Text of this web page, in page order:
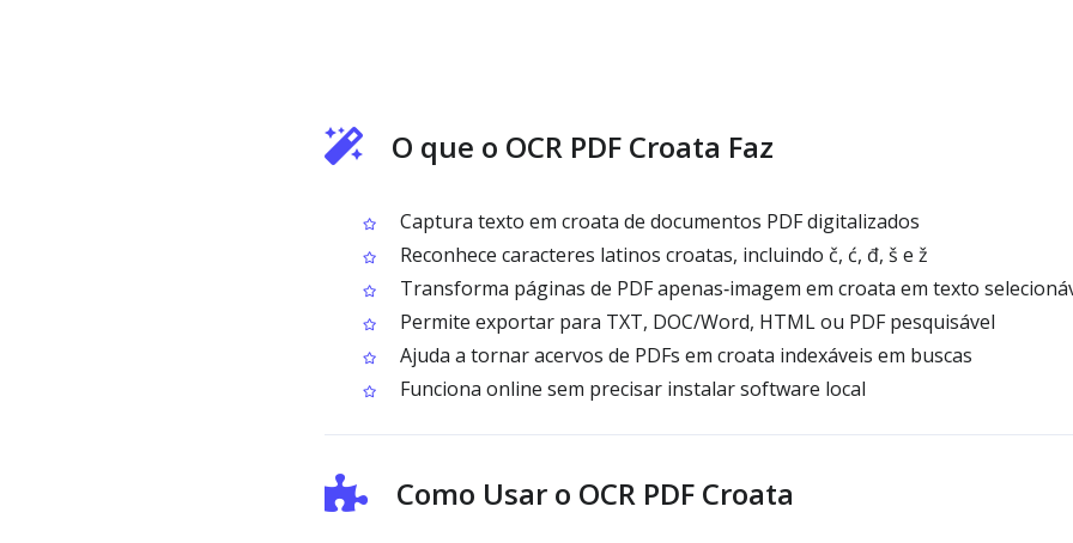
O que o OCR PDF Croata Faz
Captura texto em croata de documentos PDF digitalizados
Reconhece caracteres latinos croatas, incluindo č, ć, đ, š e ž
Transforma páginas de PDF apenas‑imagem em croata em texto
Permite exportar para TXT, DOC/Word, HTML ou PDF pesquisável
Ajuda a tornar acervos de PDFs em croata indexáveis em buscas
Funciona online sem precisar instalar software local
Como Usar o OCR PDF Croata